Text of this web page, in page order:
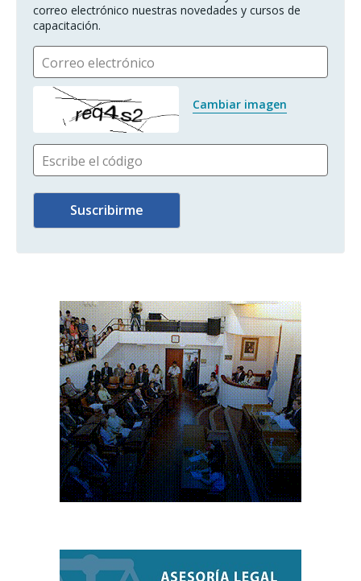
correo electrónico nuestras novedades y cursos de
capacitación.
Correo electrónico
Cambiar imagen
Escribe el código